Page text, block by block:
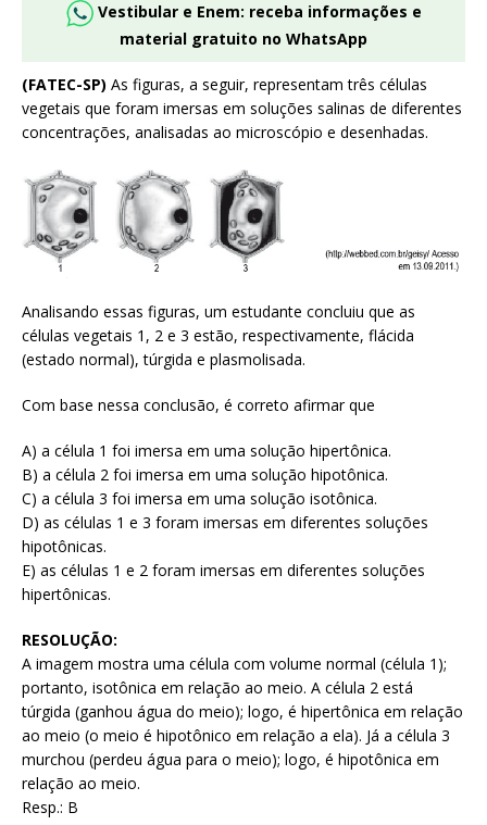
Vestibular e Enem: receba informações e
material gratuito no WhatsApp
(FATEC-SP) As figuras, a seguir, representam três células
vegetais que foram imersas em soluções salinas de diferentes
concentrações, analisadas ao microscópio e desenhadas.
Analisando essas figuras, um estudante concluiu que as
células vegetais 1, 2 e 3 estão, respectivamente, flácida
(estado normal), túrgida e plasmolisada.
Com base nessa conclusão, é correto afirmar que
A) a célula 1 foi imersa em uma solução hipertônica.
B) a célula 2 foi imersa em uma solução hipotônica.
C) a célula 3 foi imersa em uma solução isotônica.
D) as células 1 e 3 foram imersas em diferentes soluções
hipotônicas.
E) as células 1 e 2 foram imersas em diferentes soluções
hipertônicas.
RESOLUÇÃO:
A imagem mostra uma célula com volume normal (célula 1);
portanto, isotônica em relação ao meio. A célula 2 está
túrgida (ganhou água do meio); logo, é hipertônica em relação
ao meio (o meio é hipotônico em relação a ela). Já a célula 3
murchou (perdeu água para o meio); logo, é hipotônica em
relação ao meio.
Resp.: B